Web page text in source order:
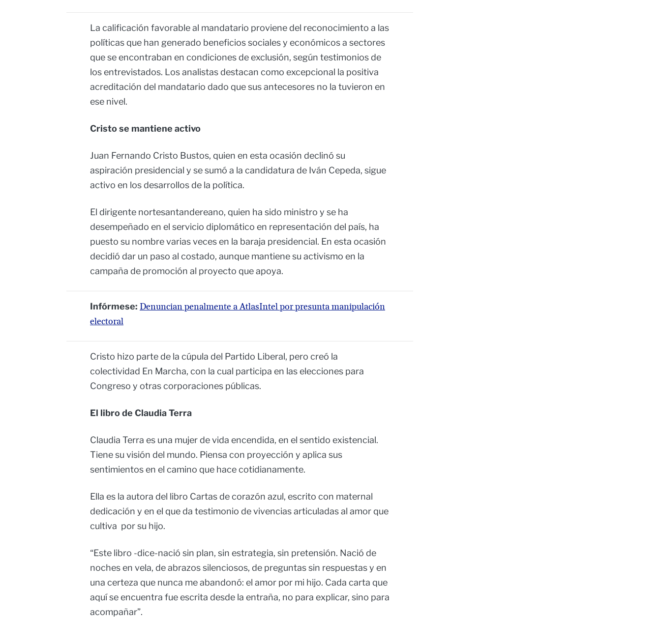
La calificación favorable al mandatario proviene del reconocimiento a las
políticas que han generado beneficios sociales y económicos a sectores
que se encontraban en condiciones de exclusión, según testimonios de
los entrevistados. Los analistas destacan como excepcional la positiva
acreditación del mandatario dado que sus antecesores no la tuvieron en
ese nivel.
Cristo se mantiene activo
Juan Fernando Cristo Bustos, quien en esta ocasión declinó su
aspiración presidencial y se sumó a la candidatura de Iván Cepeda, sigue
activo en los desarrollos de la política.
El dirigente nortesantandereano, quien ha sido ministro y se ha
desempeñado en el servicio diplomático en representación del país, ha
puesto su nombre varias veces en la baraja presidencial. En esta ocasión
decidió dar un paso al costado, aunque mantiene su activismo en la
campaña de promoción al proyecto que apoya.
Infórmese: Denuncian penalmente a AtlasIntel por presunta manipulación
electoral
Cristo hizo parte de la cúpula del Partido Liberal, pero creó la
colectividad En Marcha, con la cual participa en las elecciones para
Congreso y otras corporaciones públicas.
El libro de Claudia Terra
Claudia Terra es una mujer de vida encendida, en el sentido existencial.
Tiene su visión del mundo. Piensa con proyección y aplica sus
sentimientos en el camino que hace cotidianamente.
Ella es la autora del libro Cartas de corazón azul, escrito con maternal
dedicación y en el que da testimonio de vivencias articuladas al amor que
cultiva por su hijo.
“Este libro -dice-nació sin plan, sin estrategia, sin pretensión. Nació de
noches en vela, de abrazos silenciosos, de preguntas sin respuestas y en
una certeza que nunca me abandonó: el amor por mi hijo. Cada carta que
aquí se encuentra fue escrita desde la entraña, no para explicar, sino para
acompañar”.